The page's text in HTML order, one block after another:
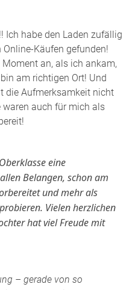
Ich habe den Laden zufällig
Käufen gefunden!
an, als ich ankam,
am richtigen Ort! Und
die Aufmerksamkeit nicht
waren auch für mich als
eine
Belangen, schon am
und mehr als
Vielen herzlichen
hat viel Freude mit
– gerade von so